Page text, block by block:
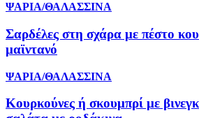
ΨΑΡΙΑ/ΘΑΛΑΣΣΙΝΑ
Σαρδέλες στη σχάρα με πέστο
μαϊντανό
ΨΑΡΙΑ/ΘΑΛΑΣΣΙΝΑ
Κουρκούνες ή σκουμπρί με